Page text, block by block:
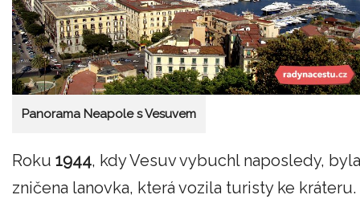
Panorama Neapole s Vesuvem
Roku 1944, kdy Vesuv vybuchl naposledy, byla
zničena lanovka, která vozila turisty ke kráteru.